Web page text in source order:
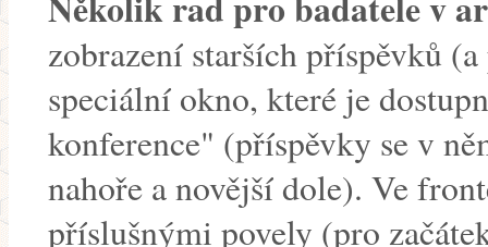
zobrazení starších příspěvků
speciální okno, které je
konference" (příspěvky se v
nahoře a novější dole). Ve
příslušnými povely (pro